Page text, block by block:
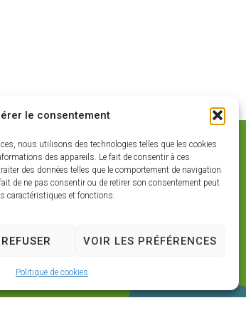
le consentement
nous utilisons des technologies telles que les cookies
des appareils. Le fait de consentir à ces
des données telles que le comportement de navigation
de ne pas consentir ou de retirer son consentement peut
caractéristiques et fonctions.
REFUSER VOIR LES PRÉFÉRENCES
Politique de cookies